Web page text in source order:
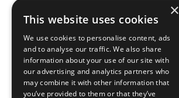
Buitenslaapzakken
Become wholesale partner
Customer service
FAQ
Atgriešana
×
This website uses cookies
We use cookies to personalise content, ads
and to analyse our traffic. We also share
information about your use of our site with
our advertising and analytics partners who
may combine it with other information that
you’ve provided to them or that they’ve